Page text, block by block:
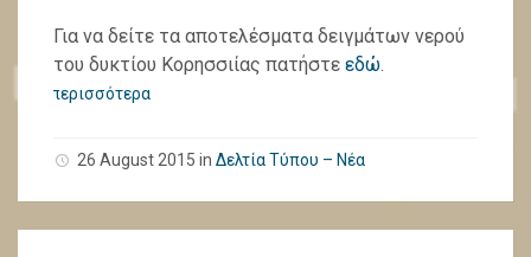
Για να δείτε τα αποτελέσματα δειγμάτων νερού
του δυκτίου Κορησσιίας πατήστε εδώ.
περισσότερα
26 August 2015 in Δελτία Τύπου – Νέα